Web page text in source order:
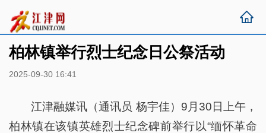
柏林镇举行烈士纪念日公祭活动
2025-09-30 16:41
江津融媒讯（通讯员 杨宇佳）9月30日上午，
柏林镇在该镇英雄烈士纪念碑前举行以“缅怀革命